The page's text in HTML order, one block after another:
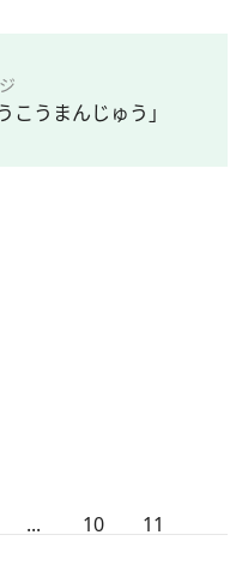
うまんじゅう」
... 10 11